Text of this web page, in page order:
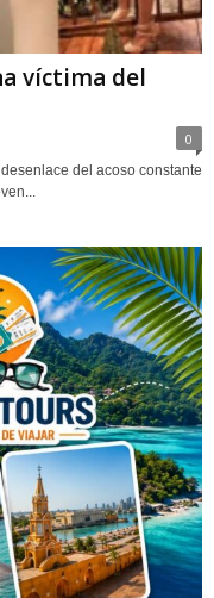
víctima del
0
del acoso constante